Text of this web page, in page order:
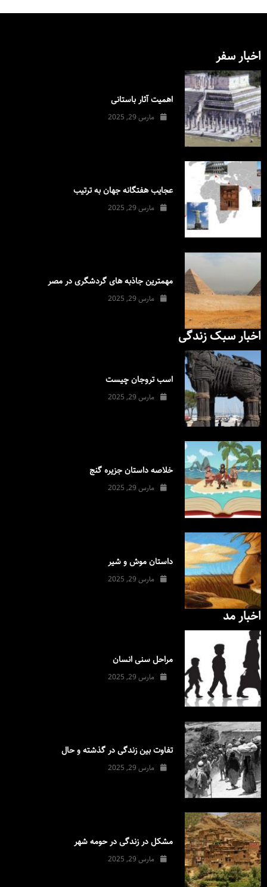
اخبار سفر
اهمیت آثار باستانی
مارس 29, 2025
عجایب هفتگانه جهان به ترتیب
مارس 29, 2025
مهمترین جاذبه های گردشگری در مصر
مارس 29, 2025
اخبار سبک زندگی
اسب تروجان چیست
مارس 29, 2025
خلاصه داستان جزیره گنج
مارس 29, 2025
داستان موش و شیر
مارس 29, 2025
اخبار مد
مراحل سنی انسان
مارس 29, 2025
تفاوت بین زندگی در گذشته و حال
مارس 29, 2025
مشکل در زندگی در حومه شهر
مارس 29, 2025